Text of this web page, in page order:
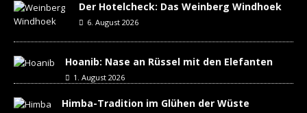
Der Hotelcheck: Das Weinberg Windhoek
6. August 2026
Hoanib: Nase an Rüssel mit den Elefanten
1. August 2026
Himba-Tradition im Glühen der Wüste